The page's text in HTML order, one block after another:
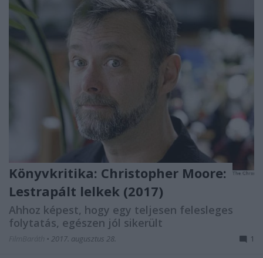
Könyvkritika: Christopher Moore:
Lestrapált lelkek (2017)
Ahhoz képest, hogy egy teljesen felesleges
folytatás, egészen jól sikerült
• 2017. augusztus 28. 1